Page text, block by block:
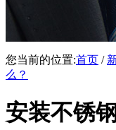
您当前的位置:首页 /
么？
安装不锈